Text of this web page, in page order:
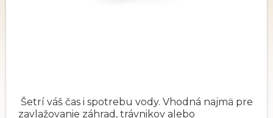
Šetrí váš čas i spotrebu vody. Vhodná najmä pre
zavlažovanie záhrad, trávnikov alebo